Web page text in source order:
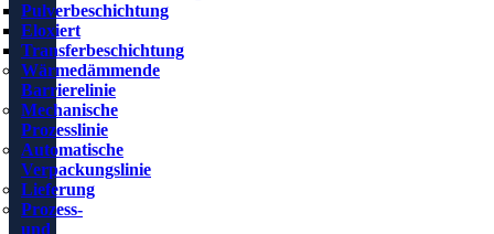
Pulverbeschichtung
Eloxiert
Transferbeschichtung
Wärmedämmende
Barrierelinie
Mechanische
Prozesslinie
Automatische
Verpackungslinie
Lieferung
Prozess-
und